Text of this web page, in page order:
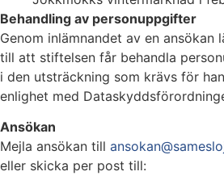
Behandling av personuppgifter
Genom inlämnandet av en ansökan
till att stiftelsen får behandla
i den utsträckning som krävs för
enlighet med
Ansökan
Mejla ansökan till
eller skicka per post till: